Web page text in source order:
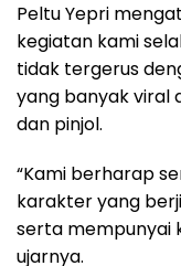
Peltu Yepri
kegiatan kami
tidak tergerus
yang banyak viral
dan pinjol.
“Kami berharap
karakter yang
serta mempunyai
ujarnya.